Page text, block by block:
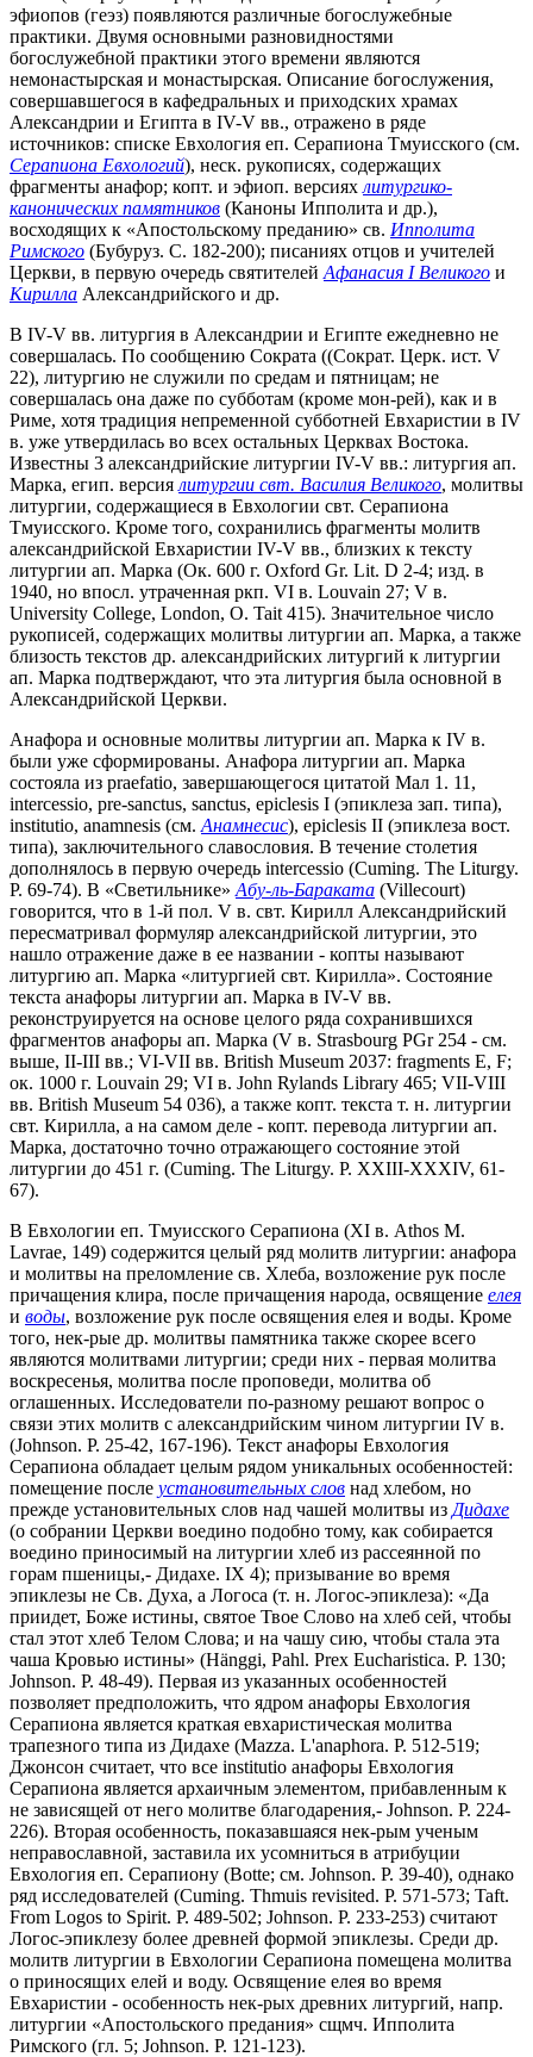
эфиопов (геэз) появляются различные богослужебные
практики. Двумя основными разновидностями
богослужебной практики этого времени являются
немонастырская и монастырская. Описание богослужения,
совершавшегося в кафедральных и приходских храмах
Александрии и Египта в IV-V вв., отражено в ряде
источников: списке Евхология еп. Серапиона Тмуисского (см.
Серапиона Евхологий), неск. рукописях, содержащих
фрагменты анафор; копт. и эфиоп. версиях литургико-
канонических памятников (Каноны Ипполита и др.),
восходящих к «Апостольскому преданию» св. Ипполита
Римского (Бубуруз. С. 182-200); писаниях отцов и учителей
Церкви, в первую очередь святителей Афанасия I Великого и
Кирилла Александрийского и др.
В IV-V вв. литургия в Александрии и Египте ежедневно не
совершалась. По сообщению Сократа ((Сократ. Церк. ист. V
22), литургию не служили по средам и пятницам; не
совершалась она даже по субботам (кроме мон-рей), как и в
Риме, хотя традиция непременной субботней Евхаристии в IV
в. уже утвердилась во всех остальных Церквах Востока.
Известны 3 александрийские литургии IV-V вв.: литургия ап.
Марка, егип. версия литургии свт. Василия Великого, молитвы
литургии, содержащиеся в Евхологии свт. Серапиона
Тмуисского. Кроме того, сохранились фрагменты молитв
александрийской Евхаристии IV-V вв., близких к тексту
литургии ап. Марка (Ок. 600 г. Oxford Gr. Lit. D 2-4; изд. в
1940, но впосл. утраченная ркп. VI в. Louvain 27; V в.
University College, London, O. Tait 415). Значительное число
рукописей, содержащих молитвы литургии ап. Марка, а также
близость текстов др. александрийских литургий к литургии
ап. Марка подтверждают, что эта литургия была основной в
Александрийской Церкви.
Анафора и основные молитвы литургии ап. Марка к IV в.
были уже сформированы. Анафора литургии ап. Марка
состояла из praefatio, завершающегося цитатой Мал 1. 11,
intercessio, pre-sanctus, sanctus, epiclesis I (эпиклеза зап. типа),
institutio, anamnesis (см. Анамнесис), epiclesis II (эпиклеза вост.
типа), заключительного славословия. В течение столетия
дополнялось в первую очередь intercessio (Cuming. The Liturgy.
P. 69-74). В «Светильнике» Абу-ль-Бараката (Villecourt)
говорится, что в 1-й пол. V в. свт. Кирилл Александрийский
пересматривал формуляр александрийской литургии, это
нашло отражение даже в ее названии - копты называют
литургию ап. Марка «литургией свт. Кирилла». Состояние
текста анафоры литургии ап. Марка в IV-V вв.
реконструируется на основе целого ряда сохранившихся
фрагментов анафоры ап. Марка (V в. Strasbourg PGr 254 - см.
выше, II-III вв.; VI-VII вв. British Museum 2037: fragments E, F;
ок. 1000 г. Louvain 29; VI в. John Rylands Library 465; VII-VIII
вв. British Museum 54 036), а также копт. текста т. н. литургии
свт. Кирилла, а на самом деле - копт. перевода литургии ап.
Марка, достаточно точно отражающего состояние этой
литургии до 451 г. (Cuming. The Liturgy. P. XXIII-XXXIV, 61-
67).
В Евхологии еп. Тмуисского Серапиона (XI в. Athos M.
Lavrae, 149) содержится целый ряд молитв литургии: анафора
и молитвы на преломление св. Хлеба, возложение рук после
причащения клира, после причащения народа, освящение елея
и воды, возложение рук после освящения елея и воды. Кроме
того, нек-рые др. молитвы памятника также скорее всего
являются молитвами литургии; среди них - первая молитва
воскресенья, молитва после проповеди, молитва об
оглашенных. Исследователи по-разному решают вопрос о
связи этих молитв с александрийским чином литургии IV в.
(Johnson. P. 25-42, 167-196). Текст анафоры Евхология
Серапиона обладает целым рядом уникальных особенностей:
помещение после установительных слов над хлебом, но
прежде установительных слов над чашей молитвы из Дидахе
(о собрании Церкви воедино подобно тому, как собирается
воедино приносимый на литургии хлеб из рассеянной по
горам пшеницы,- Дидахе. IX 4); призывание во время
эпиклезы не Св. Духа, а Логоса (т. н. Логос-эпиклеза): «Да
приидет, Боже истины, святое Твое Слово на хлеб сей, чтобы
стал этот хлеб Телом Слова; и на чашу сию, чтобы стала эта
чаша Кровью истины» (Hänggi, Pahl. Prex Eucharistica. P. 130;
Johnson. P. 48-49). Первая из указанных особенностей
позволяет предположить, что ядром анафоры Евхология
Серапиона является краткая евхаристическая молитва
трапезного типа из Дидахе (Mazza. L'anaphora. P. 512-519;
Джонсон считает, что все institutio анафоры Евхология
Серапиона является архаичным элементом, прибавленным к
не зависящей от него молитве благодарения,- Johnson. P. 224-
226). Вторая особенность, показавшаяся нек-рым ученым
неправославной, заставила их усомниться в атрибуции
Евхология еп. Серапиону (Botte; см. Johnson. P. 39-40), однако
ряд исследователей (Cuming. Thmuis revisited. P. 571-573; Taft.
From Logos to Spirit. P. 489-502; Johnson. P. 233-253) считают
Логос-эпиклезу более древней формой эпиклезы. Среди др.
молитв литургии в Евхологии Серапиона помещена молитва
о приносящих елей и воду. Освящение елея во время
Евхаристии - особенность нек-рых древних литургий, напр.
литургии «Апостольского предания» сщмч. Ипполита
Римского (гл. 5; Johnson. P. 121-123).